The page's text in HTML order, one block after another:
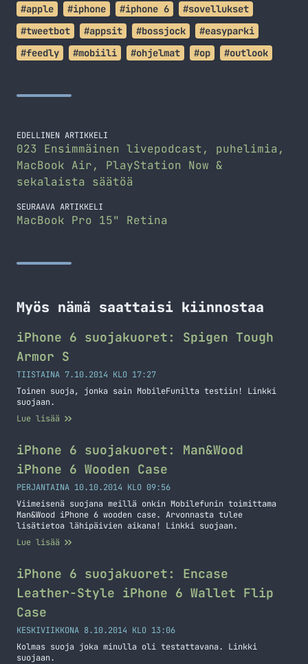
#apple #iphone #iphone 6
#sovellukset
#tweetbot
#appsit #bossjock
#easyparki
#feedly
#mobiili #ohjelmat #op #outlook
EDELLINEN ARTIKKELI
023 Ensimmäinen livepodcast, puhelimia,
MacBook Air, PlayStation Now &
sekalaista säätöä
SEURAAVA ARTIKKELI
MacBook Pro 15" Retina
Myös nämä saattaisi kiinnostaa
iPhone 6 suojakuoret: Spigen Tough
Armor S
TIISTAINA 7.10.2014 KLO 17:27
Toinen suoja, jonka sain MobileFunilta testiin! Linkki
suojaan.
Lue lisää
iPhone 6 suojakuoret: Man&Wood
iPhone 6 Wooden Case
PERJANTAINA 10.10.2014 KLO 09:56
Viimeisenä suojana meillä onkin Mobilefunin toimittama
Man&Wood iPhone 6 wooden case. Arvonnasta tulee
lisätietoa lähipäivien aikana! Linkki suojaan.
Lue lisää
iPhone 6 suojakuoret: Encase
Leather-Style iPhone 6 Wallet Flip
Case
KESKIVIIKKONA 8.10.2014 KLO 13:06
Kolmas suoja joka minulla oli testattavana. Linkki
suojaan.